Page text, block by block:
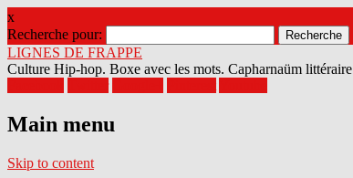
x
Recherche pour:
LIGNES DE FRAPPE
Culture Hip-hop. Boxe avec les mots. Capharnaüm littéraire
Main menu
Skip to content